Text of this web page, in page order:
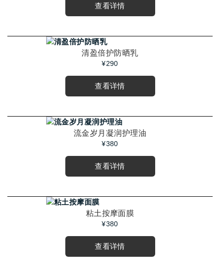
查看详情
清盈倍护防晒乳
¥290
查看详情
流金岁月凝润护理油
¥380
查看详情
粘土按摩面膜
¥380
查看详情